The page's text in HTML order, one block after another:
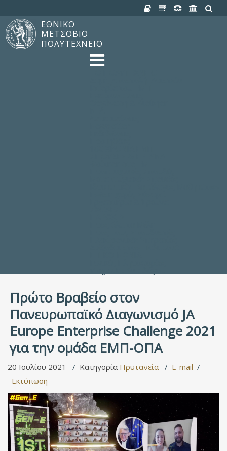
ΕΘΝΙΚΟ
ΜΕΤΣΟΒΙΟ
ΠΟΛΥΤΕΧΝΕΙΟ
Πρώτο Βραβείο στον
Πανευρωπαϊκό Διαγωνισμό JA
Europe Enterprise Challenge 2021
για την ομάδα ΕΜΠ-ΟΠΑ
20 Ιουλίου 2021 Κατηγορία Πρυτανεία
E-mail
Εκτύπωση